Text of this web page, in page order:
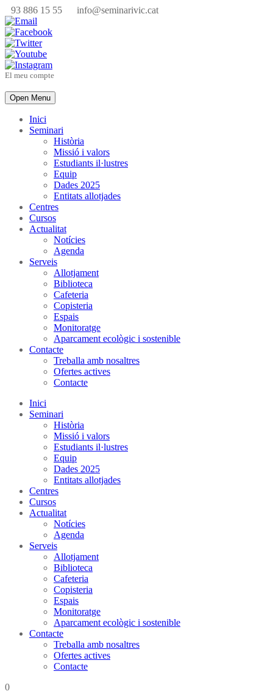
93 886 15 55 info@seminarivic.cat
El meu compte
Open Menu
Inici
Seminari
Història
Missió i valors
Estudiants il·lustres
Equip
Dades 2025
Entitats allotjades
Centres
Cursos
Actualitat
Notícies
Agenda
Serveis
Allotjament
Biblioteca
Cafeteria
Copisteria
Espais
Monitoratge
Aparcament ecològic i sostenible
Contacte
Treballa amb nosaltres
Ofertes actives
Contacte
Inici
Seminari
Història
Missió i valors
Estudiants il·lustres
Equip
Dades 2025
Entitats allotjades
Centres
Cursos
Actualitat
Notícies
Agenda
Serveis
Allotjament
Biblioteca
Cafeteria
Copisteria
Espais
Monitoratge
Aparcament ecològic i sostenible
Contacte
Treballa amb nosaltres
Ofertes actives
Contacte
0